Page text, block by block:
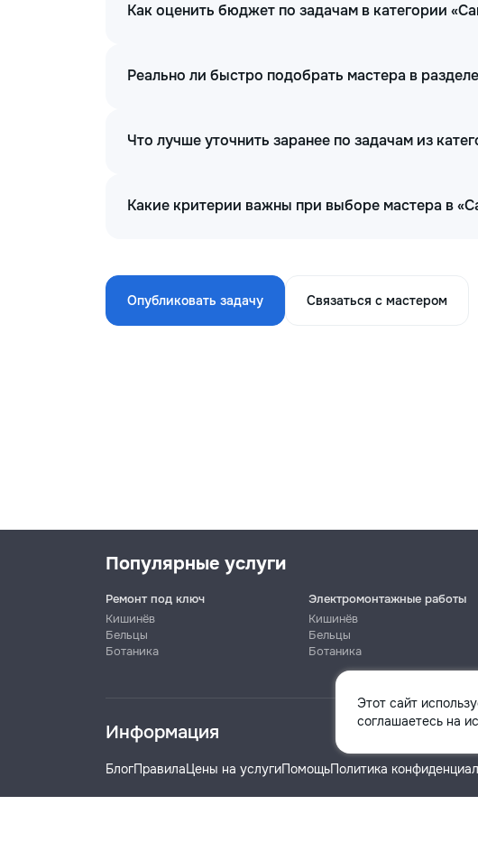
Как оценить бюджет по задачам в категории
Реально ли быстро подобрать мастера в
Что лучше уточнить заранее по задачам из
Какие критерии важны при выборе мастера в
Опубликовать задачу Связаться с мастером
Этот сайт
соглашаетесь на
Популярные услуги
Ремонт под ключ
Кишинёв
Бельцы
Ботаника
Электромонтажные работы
Кишинёв
Бельцы
Ботаника
Информация
БлогПравилаЦены на услугиПомощьПолитика